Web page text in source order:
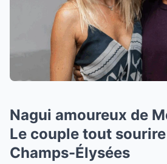
Nagui amoureux de
Le couple tout
Champs-Élysées